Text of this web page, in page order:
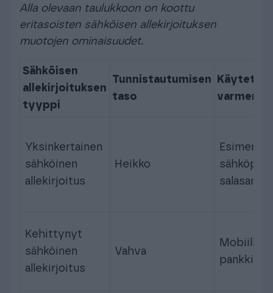
Alla olevaan taulukkoon on koottu
eritasoisten sähköisen allekirjoituksen
muotojen ominaisuudet.
Sähköisen
allekirjoituksen
tyyppi
Tunnistautumisen
taso
Käytetty
Yksinkertainen
sähköinen
allekirjoitus
Heikko
salasana
Kehittynyt
sähköinen
allekirjoitus
Vahva